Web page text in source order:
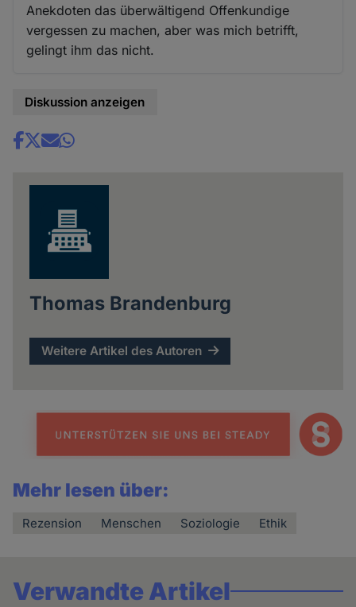
Anekdoten das überwältigend Offenkundige
vergessen zu machen, aber was mich betrifft,
gelingt ihm das nicht.
Diskussion anzeigen
Share
Thomas Brandenburg
Weitere Artikel des Autoren
Mehr lesen über:
Rezension Menschen Soziologie Ethik
Verwandte Artikel